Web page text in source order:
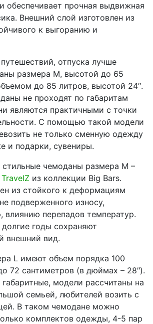
обеспечивает прочная выдвижная
Внешний слой изготовлен из
к выгоранию и
отпуска лучше
размера M, высотой до 65
до 85 литров, высотой 24″.
не проходят по габаритам
являются практичными с точки
С помощью такой модели
не только сменную одежду
и подарки, сувениры.
чемоданы размера M –
TravelZ из коллекции Big Bars.
из стойкого к деформациям
подверженного износу,
влиянию перепадов температур.
годы сохраняют
внешний вид.
L имеют объем порядка 100
72 сантиметров (в дюймах – 28″).
модели рассчитаны на
семьей, любителей возить с
В таком чемодане можно
комплектов одежды, 4-5 пар